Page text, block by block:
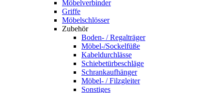
Möbelverbinder
Griffe
Möbelschlösser
Zubehör
Boden- / Regalträger
Möbel-/Sockelfüße
Kabeldurchlässe
Schiebetürbeschläge
Schrankaufhänger
Möbel- / Filzgleiter
Sonstiges